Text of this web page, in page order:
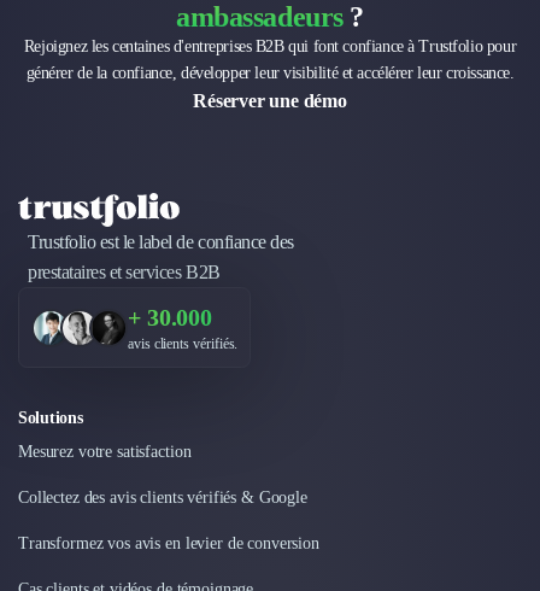
Internet of Things (IoT)
Chatbot
Maintenance et Infogérance
BI, Analytics & Big Data
Recherche Utilisateur
Développement Logiciel
Développement E-commerce
Cybersécurité
Logiciel E-Commerce
ambassadeurs?
Rejoignez les centaines d'entreprises B2B qui font confiance à Trustfolio pour
générer de la confiance, développer leur visibilité et accélérer leur croissance.
Réserver une démo
Trustfolio est le label de confiance des
prestataires et services B2B
+ 30.000
avis clients vérifiés.
Solutions
Mesurez votre satisfaction
Collectez des avis clients vérifiés & Google
Transformez vos avis en levier de conversion